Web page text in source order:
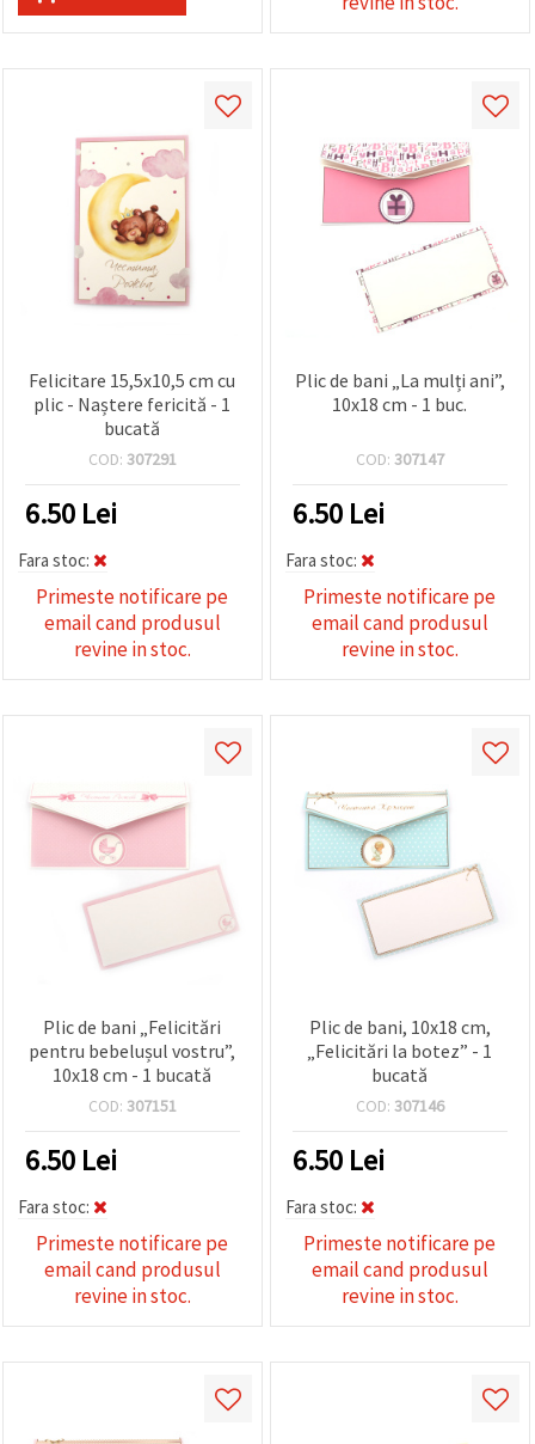
Felicitare 15,5x10,5 cm cu
plic - Naștere fericită - 1
bucată
COD: 307291
6.50 Lei
Fara stoc:
Primeste notificare pe
email cand produsul
revine in stoc.
Plic de bani „La mulți ani”,
10x18 cm - 1 buc.
COD: 307147
6.50 Lei
Fara stoc:
Primeste notificare pe
email cand produsul
revine in stoc.
Plic de bani „Felicitări
pentru bebelușul vostru”,
10x18 cm - 1 bucată
COD: 307151
6.50 Lei
Fara stoc:
Primeste notificare pe
email cand produsul
revine in stoc.
Plic de bani, 10x18 cm,
„Felicitări la botez” - 1
bucată
COD: 307146
6.50 Lei
Fara stoc:
Primeste notificare pe
email cand produsul
revine in stoc.